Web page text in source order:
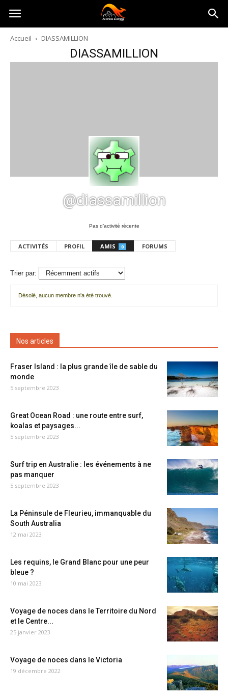
Australia-
australie.com
Accueil DIASSAMILLION
DIASSAMILLION
@diassamillion
Pas d’activité récente
ACTIVITÉS PROFIL AMIS 0 FORUMS
Trier par:
amis
Désolé, aucun membre n'a été trouvé.
Nos articles
Fraser Island : la plus grande île de sable du
monde
5 septembre 2023
Great Ocean Road : une route entre surf,
koalas et paysages...
5 septembre 2023
Surf trip en Australie : les événements à ne
pas manquer
5 septembre 2023
La Péninsule de Fleurieu, immanquable du
South Australia
12 mai 2023
Les requins, le Grand Blanc pour une peur
bleue ?
10 mai 2023
Voyage de noces dans le Territoire du Nord
et le Centre...
25 janvier 2023
Voyage de noces dans le Victoria
19 décembre 2022